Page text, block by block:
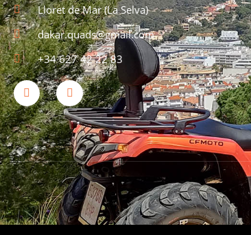
Lloret de Mar (La Selva)
dakar.quads@gmail.com
+34 627 42 22 83